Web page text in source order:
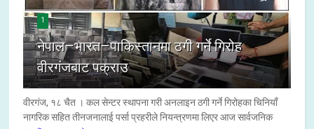
1
नेपाल–भारत–पाकिस्तानमा ठगी गर्ने गिरोह
वीरगंजबाट पक्राउ
वीरगंज, १८ चैत । कल सेन्टर स्थापना गरी अनलाइन ठगी गर्ने गिरोहका चिनियाँ
नागरिक सहित तीनजनालाई पर्सा प्रहरीले नियन्त्रणमा लिएर आज सार्वजनिक